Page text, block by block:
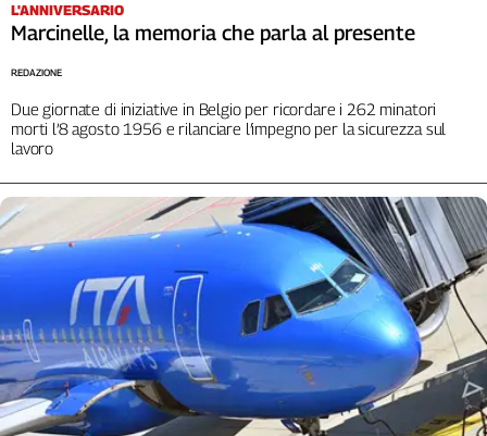
Contatti
La
Newsletter
L'ANNIVERSARIO
Marcinelle, la memoria che parla al presente
Due giornate di iniziative in Belgio per ricordare i 262 minatori
morti l’8 agosto 1956 e rilanciare l’impegno per la sicurezza sul
lavoro
REDAZIONE